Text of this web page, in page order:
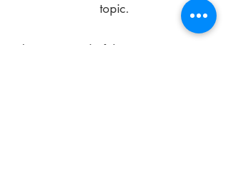
topic.
The main goal of these meetings is to